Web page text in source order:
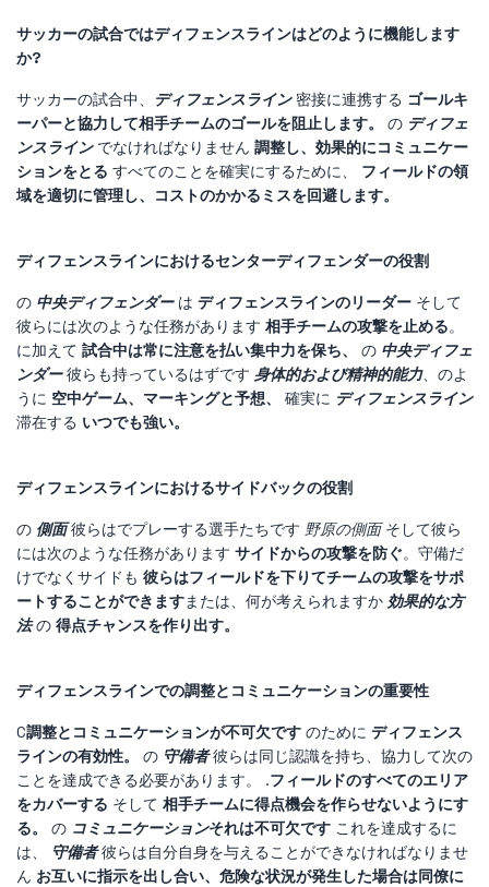
サッカーの試合ではディフェンスラインはどのように機能します
か?
サッカーの試合中、 ディフェンスライン密接に連携する ゴールキ
ーパーと協力して相手チームのゴールを阻止します。
の ディフェ
ンスラインでなければなりません 調整し、効果的にコミュニケー
ションをとる すべてのことを確実にするために、 フィールドの領
域を適切に管理し、コストのかかるミスを回避します。
ディフェンスラインにおけるセンターディフェンダーの役割
の 中央ディフェンダーは ディフェンスラインのリーダー そして
彼らには次のような任務があります 相手チームの攻撃を止める。
に加えて 試合中は常に注意を払い集中力を保ち、 の 中央ディフェ
ンダー彼らも持っているはずです 身体的および精神的能力、のよ
うに 空中ゲーム、マーキングと予想、 確実に ディフェンスライン
滞在する いつでも強い。
ディフェンスラインにおけるサイドバックの役割
の 側面彼らはでプレーする選手たちです 野原の側面そして彼ら
には次のような任務があります サイドからの攻撃を防ぐ。守備だ
けでなくサイドも 彼らはフィールドを下りてチームの攻撃をサポ
ートすることができますまたは、何が考えられますか 効果的な方
法の 得点チャンスを作り出す。
ディフェンスラインでの調整とコミュニケーションの重要性
C調整とコミュニケーションが不可欠です のために ディフェンス
ラインの有効性。
の 守備者彼らは同じ認識を持ち、協力して次の
ことを達成できる必要があります。 .フィールドのすべてのエリア
をカバーする そして 相手チームに得点機会を作らせないようにす
る。
の コミュニケーションそれは不可欠です これを達成するに
は、
守備者彼らは自分自身を与えることができなければなりませ
ん お互いに指示を出し合い、危険な状況が発生した場合は同僚に